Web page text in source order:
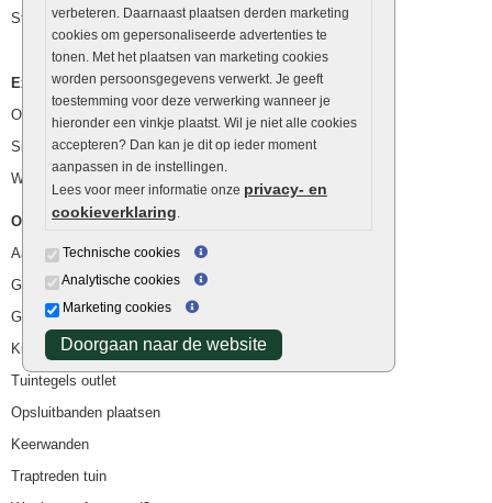
verbeteren. Daarnaast plaatsen derden marketing
cookies om gepersonaliseerde advertenties te
tonen. Met het plaatsen van marketing cookies
worden persoonsgegevens verwerkt. Je geeft
toestemming voor deze verwerking wanneer je
hieronder een vinkje plaatst. Wil je niet alle cookies
accepteren? Dan kan je dit op ieder moment
aanpassen in de instellingen.
Lees voor meer informatie onze privacy- en
cookieverklaring
Technische cookies
Analytische cookies
Marketing cookies
Doorgaan naar de website
Stapelstenen
Extra benodigdheden
Ophoogzand
Siergrind en siersplit
Waterafvoer
Overig
Aanbiedingen
Goedkope bestrating
Goedkope tuintegels
Kunstgras
Tuintegels outlet
Opsluitbanden plaatsen
Keerwanden
Traptreden tuin